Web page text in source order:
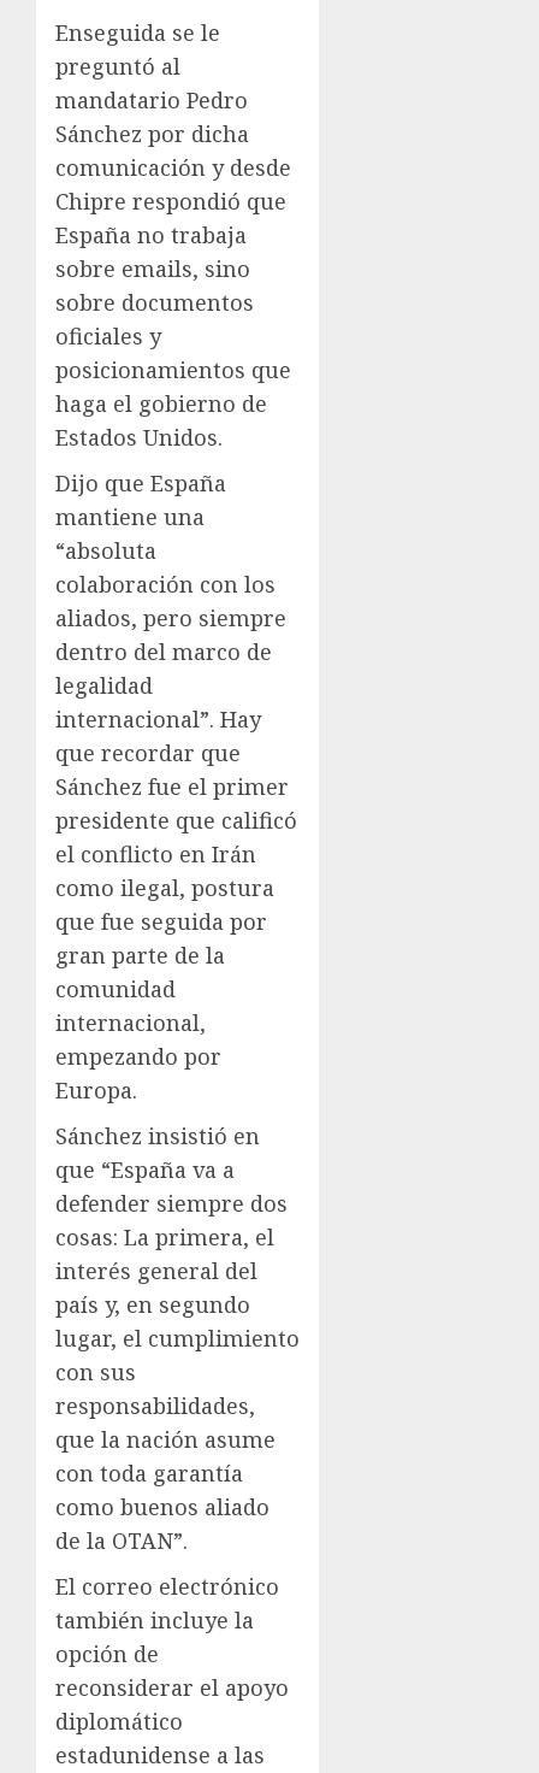
Enseguida se le
preguntó al
mandatario Pedro
Sánchez por dicha
comunicación y desde
Chipre respondió que
España no trabaja
sobre emails, sino
sobre documentos
oficiales y
posicionamientos que
haga el gobierno de
Estados Unidos.
Dijo que España
mantiene una
“absoluta
colaboración con los
aliados, pero siempre
dentro del marco de
legalidad
internacional”. Hay
que recordar que
Sánchez fue el primer
presidente que calificó
el conflicto en Irán
como ilegal, postura
que fue seguida por
gran parte de la
comunidad
internacional,
empezando por
Europa.
Sánchez insistió en
que “España va a
defender siempre dos
cosas: La primera, el
interés general del
país y, en segundo
lugar, el cumplimiento
con sus
responsabilidades,
que la nación asume
con toda garantía
como buenos aliado
de la OTAN”.
El correo electrónico
también incluye la
opción de
reconsiderar el apoyo
diplomático
estadunidense a las